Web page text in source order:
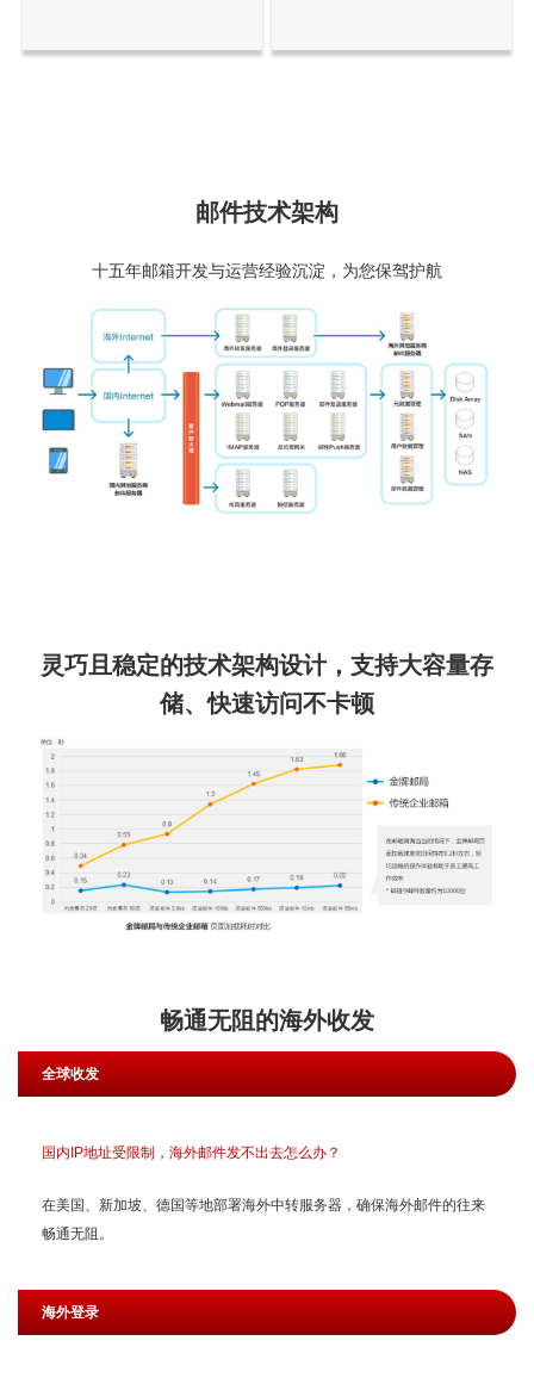
邮件技术架构
十五年邮箱开发与运营经验沉淀，为您保驾护航
灵巧且稳定的技术架构设计，支持大容量存
储、快速访问不卡顿
畅通无阻的海外收发
全球收发
国内IP地址受限制，海外邮件发不出去怎么办？
在美国、新加坡、德国等地部署海外中转服务器，确保海外邮件的往来
畅通无阻。
海外登录